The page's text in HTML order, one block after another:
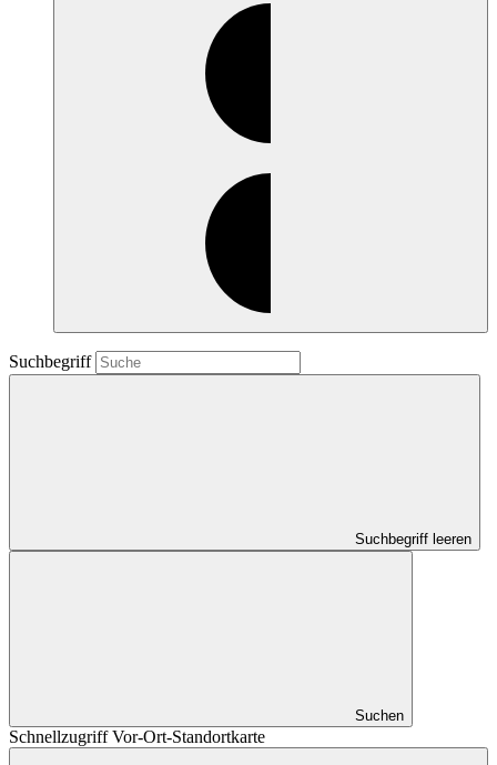
Suchbegriff
Suchbegriff leeren
Suchen
Schnellzugriff Vor-Ort-Standortkarte